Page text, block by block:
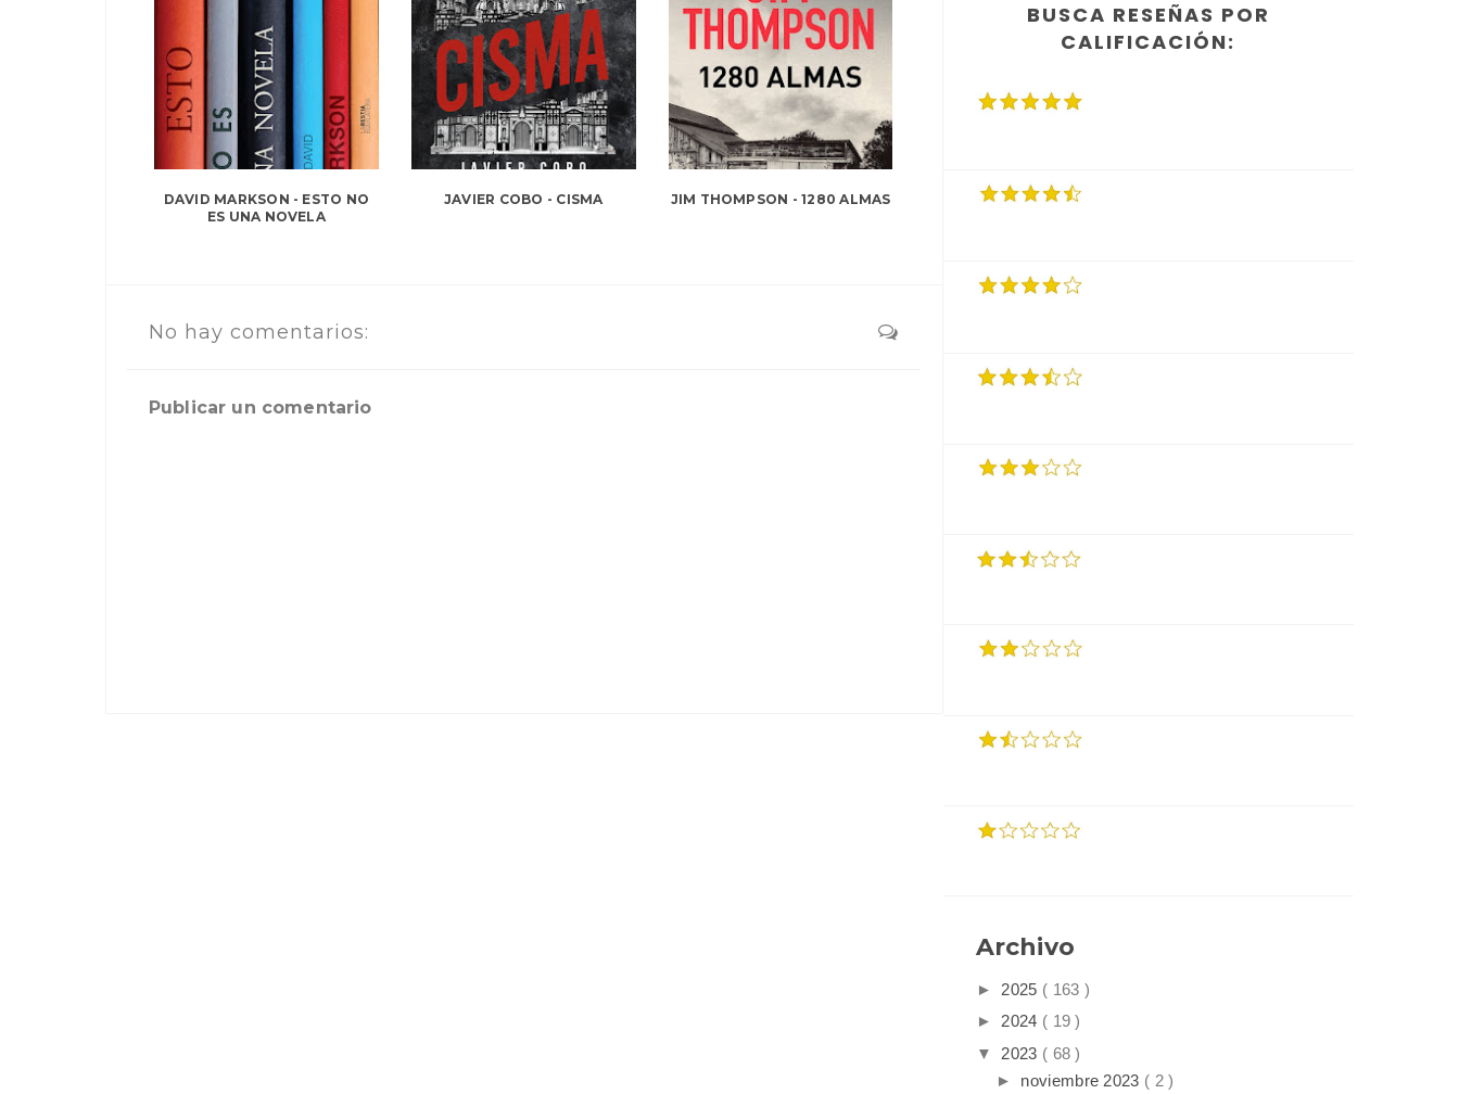
DAVID MARKSON - ESTO NO
ES UNA NOVELA
JAVIER COBO - CISMA JIM THOMPSON - 1280 ALMAS
No hay comentarios:
Publicar un comentario
BUSCA RESEÑAS POR
CALIFICACIÓN:
Archivo
► 2025 ( 163 )
► 2024 ( 19 )
▼ 2023 ( 68 )
► noviembre 2023 ( 2 )